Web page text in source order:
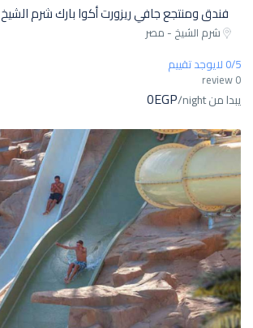
فندق ومنتجع جافي ريزورت أكوا بارك شرم الشيخ
شرم الشيخ - مصر
0/5 لايوجد تقييم
0 review
يبدا من 0EGP/night